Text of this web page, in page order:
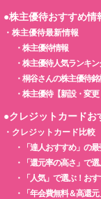
●株主優待おすすめ情
・ 株主優待最新情報
・ 株主優待情報
・ 株主優待人気ランキン
・ 桐谷さんの株主優待銘
・ 株主優待【新設・変
●クレジットカードお
・ クレジットカード比較
・
「達人おすすめ」の
・
「還元率の高さ」で選
・
「人気」で選ぶ！お
・
「年会費無料＆高還元